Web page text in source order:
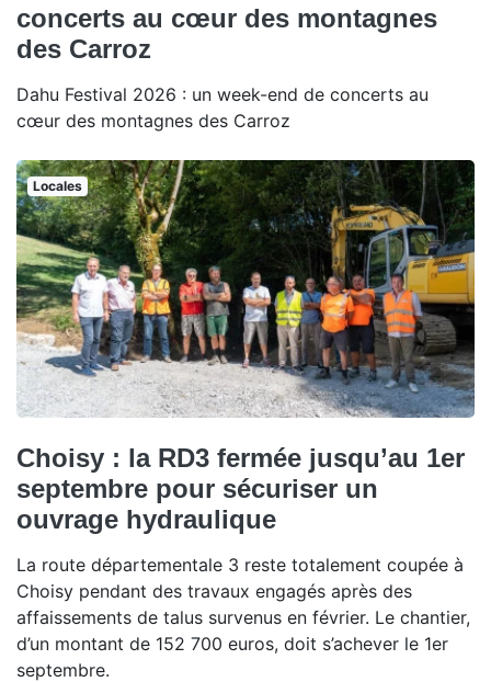
concerts au cœur des montagnes
des Carroz
Dahu Festival 2026 : un week-end de concerts au
cœur des montagnes des Carroz
Locales
Choisy : la RD3 fermée jusqu’au 1er
septembre pour sécuriser un
ouvrage hydraulique
La route départementale 3 reste totalement coupée à
Choisy pendant des travaux engagés après des
affaissements de talus survenus en février. Le chantier,
d’un montant de 152 700 euros, doit s’achever le 1er
septembre.